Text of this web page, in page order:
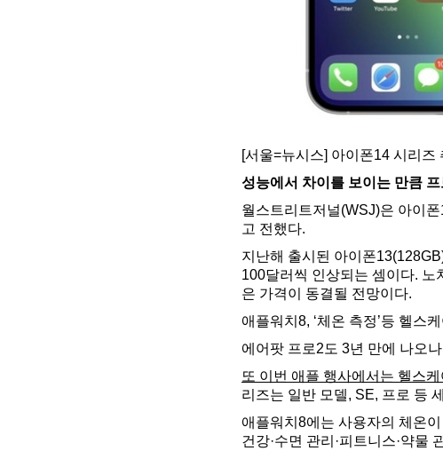
[서울=뉴시스] 아이폰14 시리즈
성능에서 차이를 보이는 만큼
월스트리트저널(WSJ)은 아이
고 전했다.
지난해 출시된 아이폰
100달러씩 인상되는 셈이다. 노
은 가격이 동결될 전망이다.
애플워치8, ‘체온 측정’등 헬스
에어팟 프로2도 3년 만에 나오나
또 이번 애플 행사에서는 헬스
리즈는 일반 모델, SE, 프로 등
애플워치8에는 사용자의 체온
건강·수면 관리·피트니스·약물